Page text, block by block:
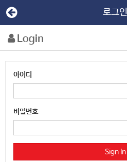
로그인
Login
아이디
비밀번호
Sign In